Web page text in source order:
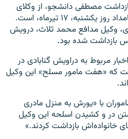
مصطفی دانشجو، از وکلای
دراویش گنابادی، در اوایل بامداد روز یکشنبه، ۱۷ تیرماه، است.
وکیل مدافع محمد ثلاث، درویش
بازداشت شده بود.
مربوط به دراویش گنابادی در
که «هفت مامور مسلح» این وکیل
با «یورش به منزل مادری
در و کشیدن اسلحه این وکیل
خانواده‌اش بازداشت کردند.»